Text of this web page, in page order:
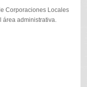
Corporaciones Locales
área administrativa.